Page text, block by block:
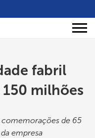
Áreas
fabril
milhões
comemorações de 65
empresa